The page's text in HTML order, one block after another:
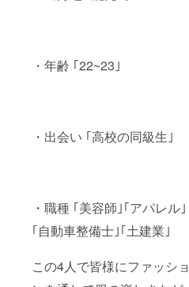
・年齢 ｢22~23｣
・出会い ｢高校の同級生｣
・職種 ｢美容師｣｢アパレル｣
｢自動車整備士｣｢土建業｣
この4人で皆様にファッショ